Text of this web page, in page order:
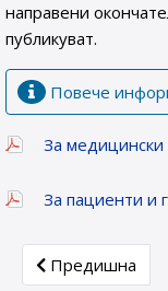
направени
публикуват.
Повече
За медицински
За пациенти и
Previous article:
Предишна